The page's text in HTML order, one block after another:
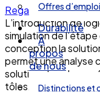
Offres d’emploi
Durabilité
À
propos
de nous
Distinctions et
Regardez la vidéo
L’introduction de
simulation de
conception la
permet une analyse
solutions les plus
tôles.